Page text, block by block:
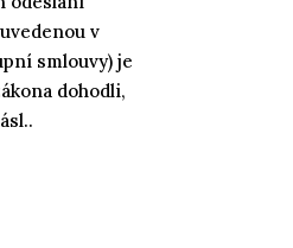
v
smlouvy) je
dohodli,